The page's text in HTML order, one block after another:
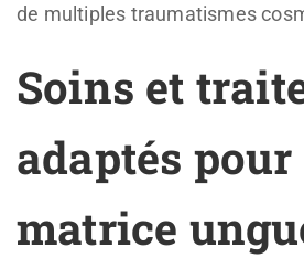
de multiples traumatismes
Soins et
adaptés pour
matrice